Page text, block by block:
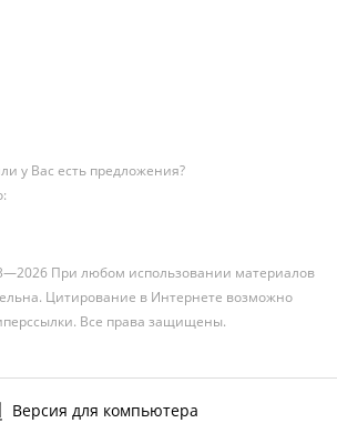
у Вас есть предложения?
При любом использовании материалов
Цитирование в Интернете возможно
Все права защищены.
Версия для компьютера